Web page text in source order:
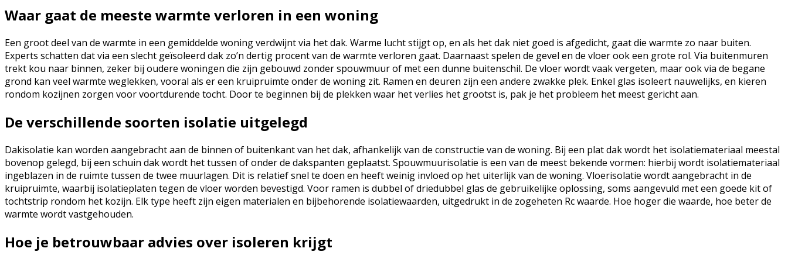
Waar gaat de meeste warmte verloren in een woning
Een groot deel van de warmte in een gemiddelde woning verdwijnt via het dak. Warme lucht stijgt op, en als het dak niet goed is afgedicht, gaat die warmte zo naar buiten.
Experts schatten dat via een slecht geïsoleerd dak zo’n dertig procent van de warmte verloren gaat. Daarnaast spelen de gevel en de vloer ook een grote rol. Via buitenmuren
trekt kou naar binnen, zeker bij oudere woningen die zijn gebouwd zonder spouwmuur of met een dunne buitenschil. De vloer wordt vaak vergeten, maar ook via de begane
grond kan veel warmte weglekken, vooral als er een kruipruimte onder de woning zit. Ramen en deuren zijn een andere zwakke plek. Enkel glas isoleert nauwelijks, en kieren
rondom kozijnen zorgen voor voortdurende tocht. Door te beginnen bij de plekken waar het verlies het grootst is, pak je het probleem het meest gericht aan.
De verschillende soorten isolatie uitgelegd
Dakisolatie kan worden aangebracht aan de binnen of buitenkant van het dak, afhankelijk van de constructie van de woning. Bij een plat dak wordt het isolatiemateriaal meestal
bovenop gelegd, bij een schuin dak wordt het tussen of onder de dakspanten geplaatst. Spouwmuurisolatie is een van de meest bekende vormen: hierbij wordt isolatiemateriaal
ingeblazen in de ruimte tussen de twee muurlagen. Dit is relatief snel te doen en heeft weinig invloed op het uiterlijk van de woning. Vloerisolatie wordt aangebracht in de
kruipruimte, waarbij isolatieplaten tegen de vloer worden bevestigd. Voor ramen is dubbel of driedubbel glas de gebruikelijke oplossing, soms aangevuld met een goede kit of
tochtstrip rondom het kozijn. Elk type heeft zijn eigen materialen en bijbehorende isolatiewaarden, uitgedrukt in de zogeheten Rc waarde. Hoe hoger die waarde, hoe beter de
warmte wordt vastgehouden.
Hoe je betrouwbaar advies over isoleren krijgt